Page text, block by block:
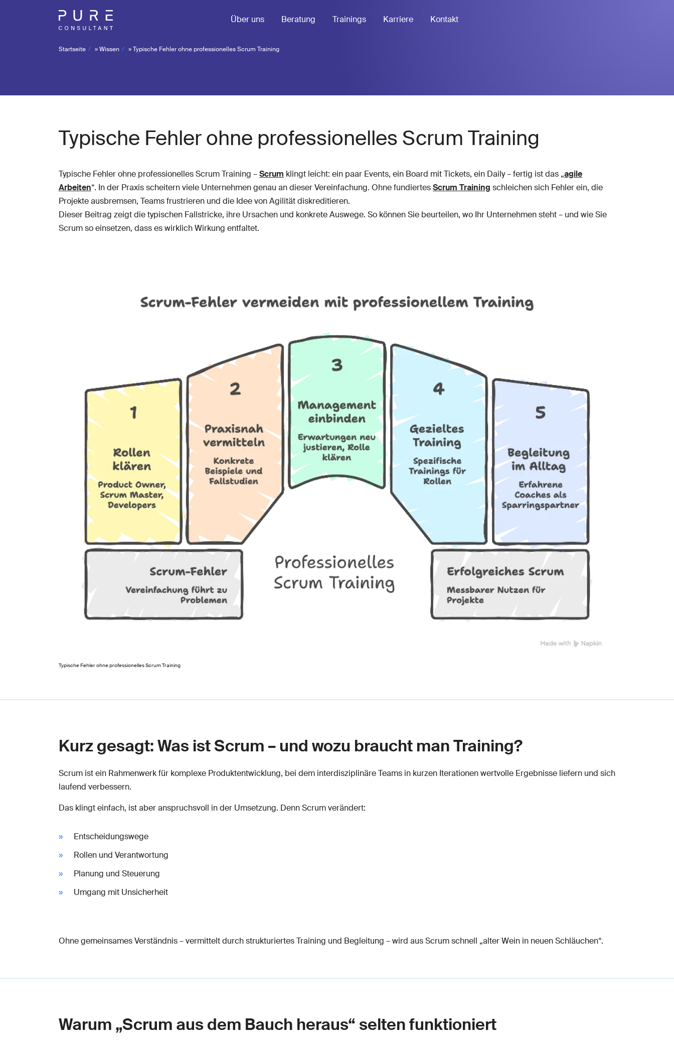
Über uns Beratung Trainings Karriere Kontakt
Startseite »Wissen »Typische Fehler ohne professionelles Scrum Training
Typische Fehler ohne professionelles Scrum Training
Typische Fehler ohne professionelles Scrum Training –Scrum klingt leicht: ein paar Events, ein Board mit Tickets, ein Daily – fertig ist das „agile
Arbeiten“. In der Praxis scheitern viele Unternehmen genau an dieser Vereinfachung. Ohne fundiertesScrum Training schleichen sich Fehler ein, die
Projekte ausbremsen, Teams frustrieren und die Idee von Agilität diskreditieren.
Dieser Beitrag zeigt die typischen Fallstricke, ihre Ursachen und konkrete Auswege. So können Sie beurteilen, wo Ihr Unternehmen steht – und wie Sie
Scrum so einsetzen, dass es wirklich Wirkung entfaltet.
Typische Fehler ohne professionelles Scrum Training
Kurz gesagt: Was ist Scrum – und wozu braucht man Training?
Scrum ist ein Rahmenwerk für komplexe Produktentwicklung, bei dem interdisziplinäre Teams in kurzen Iterationen wertvolle Ergebnisse liefern und sich
laufend verbessern.
Das klingt einfach, ist aber anspruchsvoll in der Umsetzung. Denn Scrum verändert:
Entscheidungswege
Rollen und Verantwortung
Planung und Steuerung
Umgang mit Unsicherheit
Ohne gemeinsames Verständnis – vermittelt durch strukturiertes Training und Begleitung – wird aus Scrum schnell „alter Wein in neuen Schläuchen“.
Warum „Scrum aus dem Bauch heraus“ selten funktioniert